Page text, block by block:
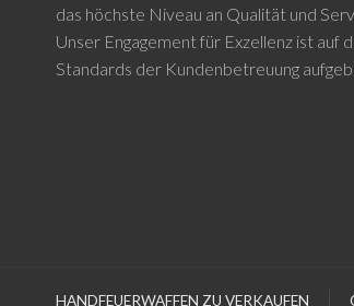
das höchste Niveau an Qualität und
Unser Engagement für Exzellenz ist auf
Standards der Kundenbetreuung
HANDFEUERWAFFEN ZU VERKAUFEN